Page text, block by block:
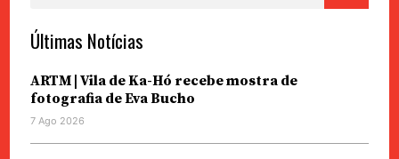
Últimas Notícias
ARTM | Vila de Ka-Hó recebe mostra de
fotografia de Eva Bucho
7 Ago 2026